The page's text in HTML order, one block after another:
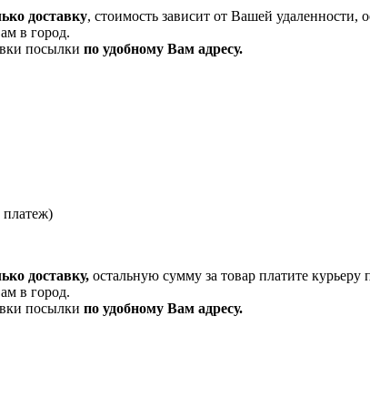
доставку, стоимость зависит от Вашей удаленности,
в город.
посылки по удобному Вам адресу.
платеж)
доставку, остальную сумму за товар платите курьеру
в город.
посылки по удобному Вам адресу.